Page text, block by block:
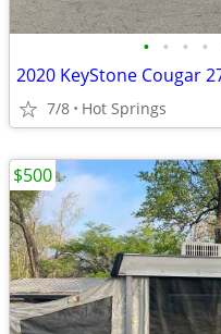
• • • •
7/8 Hot Springs
$500